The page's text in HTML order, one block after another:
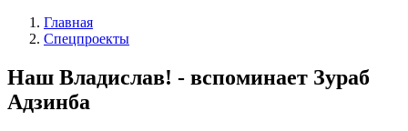
Главная
Спецпроекты
Наш Владислав! - вспоминает Зураб
Адзинба